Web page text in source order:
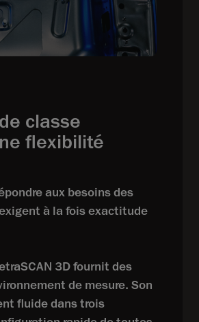
classe
flexibilité
aux besoins des
à la fois exactitude
3D fournit des
de mesure. Son
fluide dans trois